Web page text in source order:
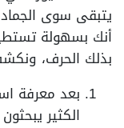
يتبقى سوى
أنك بسهولة
بذلك الحرف،
بعد معرفة
الكثير